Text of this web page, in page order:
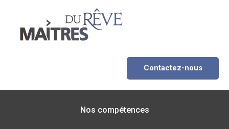
Contactez-nous
Nos compétences